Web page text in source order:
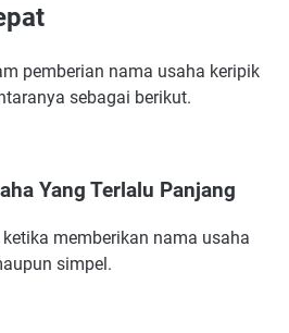
Maupun Nama Lokasi Usaha
Nama Usaha Pesaing
Nama Usaha Keripik Bayam Yang
Keripik Bayam Yang Bagus dan
Bayam Menggunakan Bahasa
pemberian nama usaha keripik
sebagai berikut.
Yang Terlalu Panjang
memberikan nama usaha
simpel.